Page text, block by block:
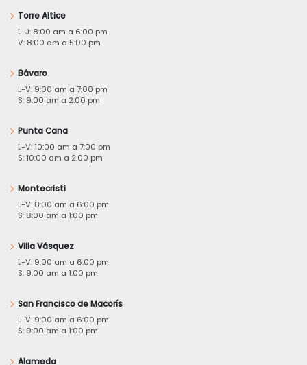
Torre Altice
L-J: 8:00 am a 6:00 pm
V: 8:00 am a 5:00 pm
Bávaro
L-V: 9:00 am a 7:00 pm
S: 9:00 am a 2:00 pm
Punta Cana
L-V: 10:00 am a 7:00 pm
S: 10:00 am a 2:00 pm
Montecristi
L-V: 8:00 am a 6:00 pm
S: 8:00 am a 1:00 pm
Villa Vásquez
L-V: 9:00 am a 6:00 pm
S: 9:00 am a 1:00 pm
San Francisco de Macorís
L-V: 9:00 am a 6:00 pm
S: 9:00 am a 1:00 pm
Alameda